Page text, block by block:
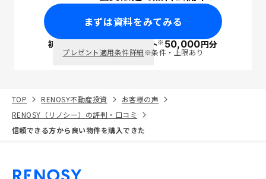
まずは資料をみてみる
初回面談で ポイント※50,000円分
プレゼント適用条件詳細※条件・上限あり
TOP RENOSY不動産投資
お客様の声
RENOSY（リノシー）の評判・口コミ
信頼できる方から良い物件を購入できた